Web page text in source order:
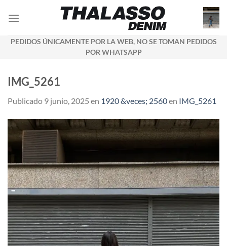
PEDIDOS ÚNICAMENTE POR LA WEB, NO SE TOMAN PEDIDOS
POR WHATSAPP
IMG_5261
Publicado 9 junio, 2025 en 1920 &veces; 2560en IMG_5261